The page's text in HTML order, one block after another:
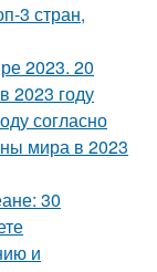
3 стран,
2023. 20
2023 году
согласно
мира в 2023
30
и